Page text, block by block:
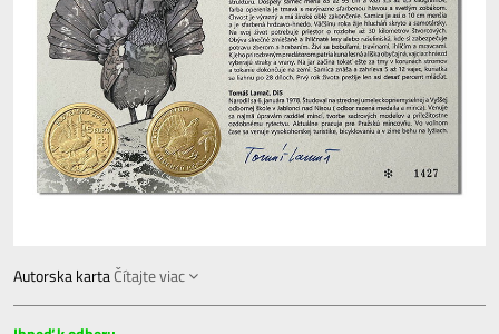
Autorska kartaČítajte viac